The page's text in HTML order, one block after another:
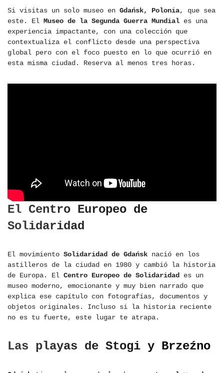
Si visitas un solo museo en Gdańsk, Polonia, que sea
este. El Museo de la Segunda Guerra Mundial es una
experiencia impactante, con una colección que
contextualiza el conflicto desde una perspectiva
global pero con el foco puesto en lo que ocurrió en
esta misma ciudad. Reserva al menos tres horas.
El Centro Europeo de
Solidaridad
El movimiento Solidaridad de Gdańsk nació en los
astilleros de la ciudad en 1980 y cambió la historia
de Europa. El Centro Europeo de Solidaridad es un
museo moderno, emocionante y muy bien narrado que
explica ese capítulo con fotografías, documentos y
objetos originales. Incluso si la historia reciente
no es tu fuerte, este lugar te atrapa.
Las playas de Stogi y Brzeźno